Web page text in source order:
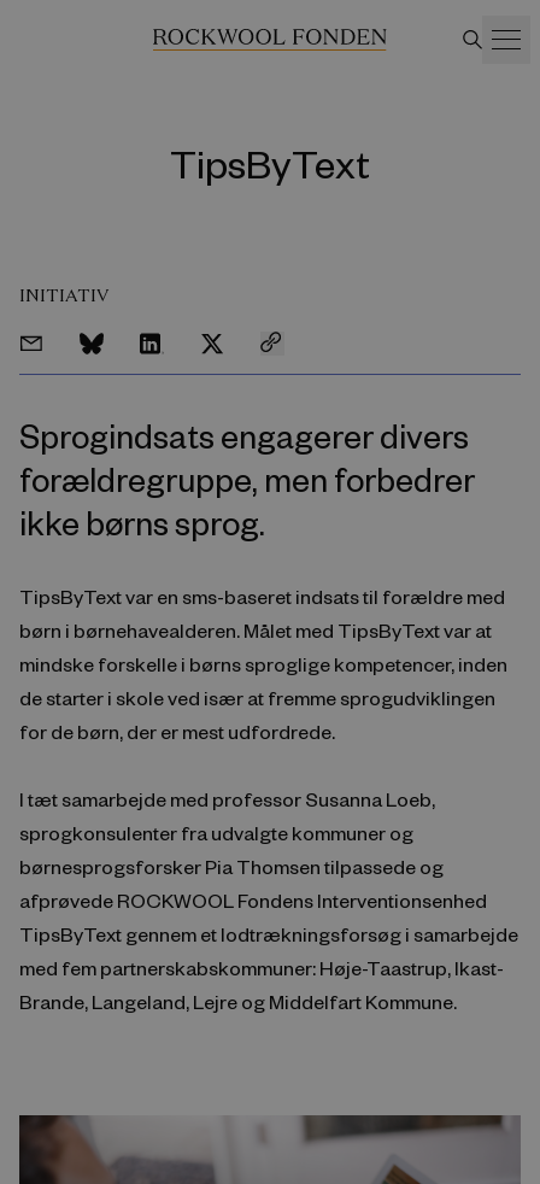
TipsByText
INITIATIV
Sprogindsats engagerer divers
forældregruppe, men forbedrer
ikke børns sprog.
TipsByText var en sms-baseret indsats til forældre med
børn i børnehavealderen. Målet med TipsByText var at
mindske forskelle i børns sproglige kompetencer, inden
de starter i skole ved især at fremme sprogudviklingen
for de børn, der er mest udfordrede.
I tæt samarbejde med professor Susanna Loeb,
sprogkonsulenter fra udvalgte kommuner og
børnesprogsforsker Pia Thomsen tilpassede og
afprøvede ROCKWOOL Fondens Interventionsenhed
TipsByText gennem et lodtrækningsforsøg i samarbejde
med fem partnerskabskommuner: Høje-Taastrup, Ikast-
Brande, Langeland, Lejre og Middelfart Kommune.